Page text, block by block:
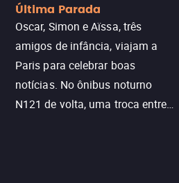
Última Parada
Oscar, Simon e Aïssa, três
amigos de infância, viajam a
Paris para celebrar boas
notícias. No ônibus noturno
N121 de volta, uma troca entre